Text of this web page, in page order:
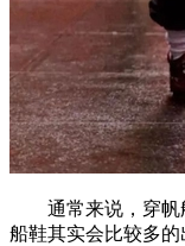
通常来说，穿帆
船鞋其实会比较多